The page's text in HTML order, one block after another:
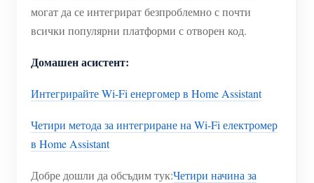
могат да се интегрират безпроблемно с почти
всички популярни платформи с отворен код.
Домашен асистент:
Интегрирайте Wi-Fi енергомер в Home Assistant
Четири метода за интегриране на Wi-Fi електромер
в Home Assistant
Добре дошли да обсъдим тук:Четири начина за